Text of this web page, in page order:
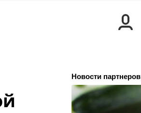
Новости партнеров